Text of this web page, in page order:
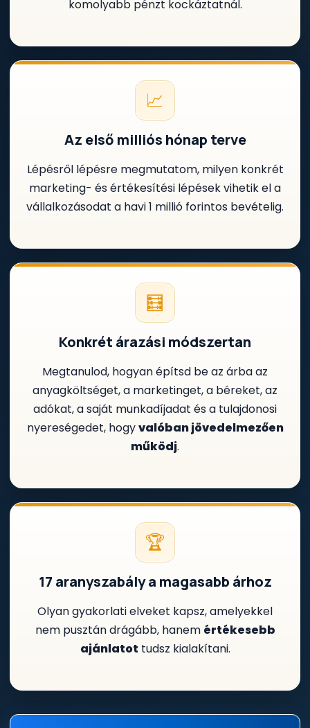
komolyabb pénzt kockáztatnál.
📈
Az első milliós hónap terve
Lépésről lépésre megmutatom, milyen konkrét
marketing- és értékesítési lépések vihetik el a
vállalkozásodat a havi 1 millió forintos bevételig.
🧮
Konkrét árazási módszertan
Megtanulod, hogyan építsd be az árba az
anyagköltséget, a marketinget, a béreket, az
adókat, a saját munkadíjadat és a tulajdonosi
nyereségedet, hogyvalóban jövedelmezően
működj.
🏆
17 aranyszabály a magasabb árhoz
Olyan gyakorlati elveket kapsz, amelyekkel
nem pusztán drágább, hanem értékesebb
ajánlatot tudsz kialakítani.